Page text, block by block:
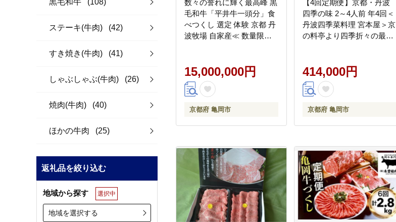
黒毛和牛 (108)
ステーキ(牛肉) (42)
すき焼き(牛肉) (41)
しゃぶしゃぶ(牛肉) (26)
焼肉(牛肉) (40)
ほかの牛肉 (25)
返礼品を絞り込む
地域から探す 選択中
地域を選択する
数々の誉れに輝く最高峰 黒
毛和牛「平井牛一頭分」食
べつくし 選定 体験 京都 丹
波牧場 自家産≪ 数量限定
ぶ≫※離島への配送不可
15,000,000円
京都府 亀岡市
【4回定期便】京都・丹波
四季の味 2～4人前 年4回＜
丹波四季菜料理 宮本屋＞京
の料亭より四季折々の最高
けのこ 牛肉 鱧 ハモ 猪肉 ボ
タン 京野菜》
414,000円
京都府 亀岡市